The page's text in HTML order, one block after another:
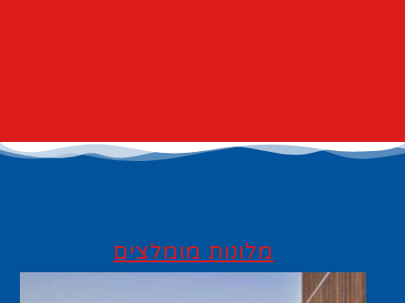
מלונות מומלצים